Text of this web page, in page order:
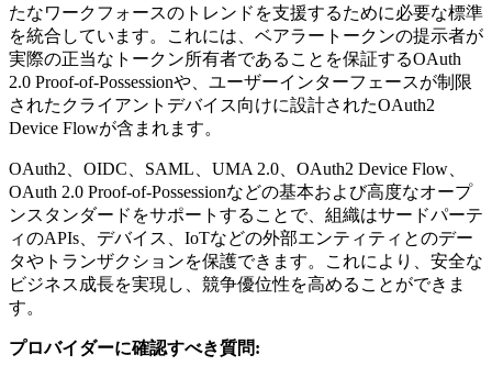
たなワークフォースのトレンドを支援するために必要な標準
を統合しています。これには、ベアラートークンの提示者が
実際の正当なトークン所有者であることを保証するOAuth
2.0 Proof-of-Possessionや、ユーザーインターフェースが制限
されたクライアントデバイス向けに設計されたOAuth2
Device Flowが含まれます。
OAuth2、OIDC、SAML、UMA 2.0、OAuth2 Device Flow、
OAuth 2.0 Proof-of-Possessionなどの基本および高度なオープ
ンスタンダードをサポートすることで、組織はサードパーテ
ィのAPIs、デバイス、IoTなどの外部エンティティとのデー
タやトランザクションを保護できます。これにより、安全な
ビジネス成長を実現し、競争優位性を高めることができま
す。
プロバイダーに確認すべき質問: